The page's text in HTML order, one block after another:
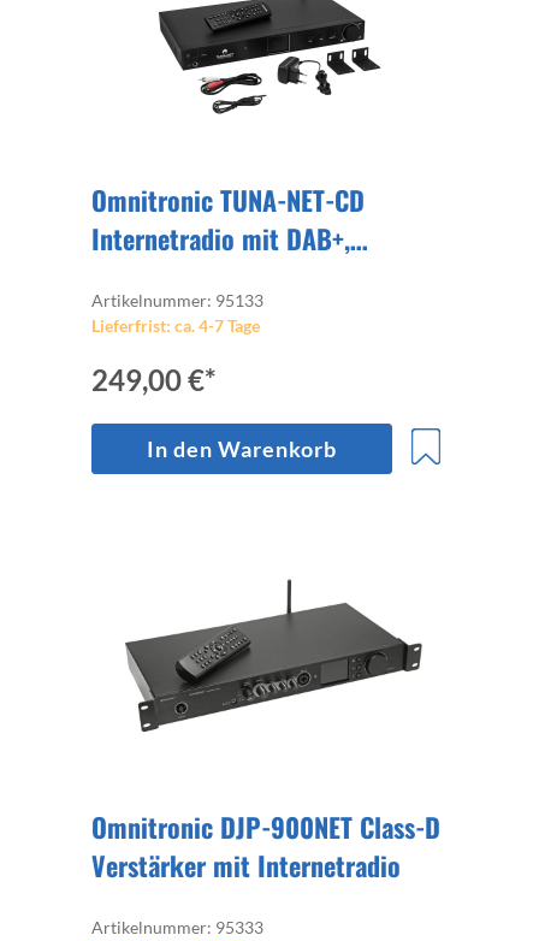
Omnitronic TUNA-NET-CD
Internetradio mit DAB+,
Artikelnummer: 95133
Lieferfrist: ca. 4-7 Tage
249,00 €*
In den Warenkorb
Omnitronic DJP-900NET Class-D
Verstärker mit Internetradio
Artikelnummer: 95333